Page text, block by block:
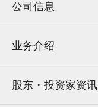
公司信息
业务介绍
股东・投资家资讯